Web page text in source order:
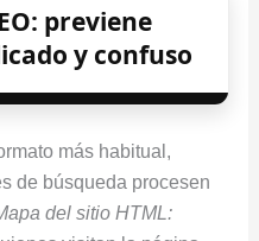
previene
y confuso
más habitual,
de búsqueda procesen
del sitio HTML: